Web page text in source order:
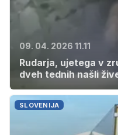
09. 04. 2026 11.11
Rudarja, ujetega v
dveh tednih našli
SLOVENIJA